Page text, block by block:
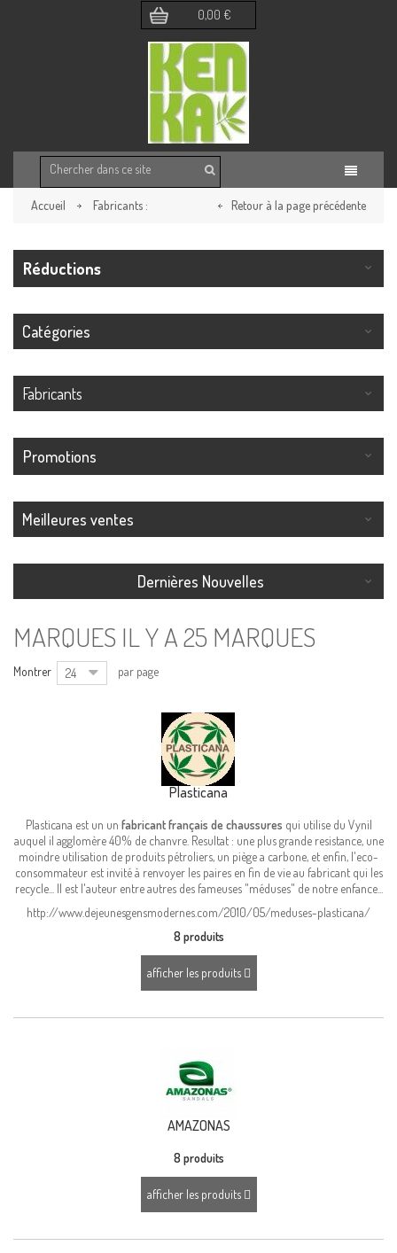
0,00 €
Accueil Fabricants : Retour à la page précédente
Réductions
Catégories
Fabricants
Promotions
Meilleures ventes
Dernières Nouvelles
MARQUES IL Y A 25 MARQUES
Montrer 24 par page
Plasticana
Plasticana est un un fabricant français de chaussures qui utilise du Vynil
auquel il agglomère 40% de chanvre. Resultat : une plus grande resistance, une
moindre utilisation de produits pétroliers, un piège a carbone, et enfin, l'eco-
consommateur est invité à renvoyer les paires en fin de vie au fabricant qui les
recycle... Il est l'auteur entre autres des fameuses "méduses" de notre enfance...
http://www.dejeunesgensmodernes.com/2010/05/meduses-plasticana/
8 produits
afficher les produits
AMAZONAS
8 produits
afficher les produits